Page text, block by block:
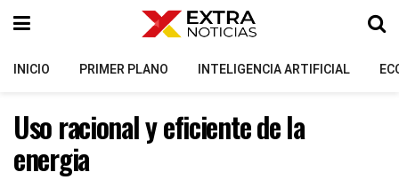
INICIO PRIMER PLANO INTELIGENCIA ARTIFICIAL
Uso racional y eficiente de la
energia